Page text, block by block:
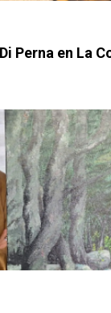
Perna en La